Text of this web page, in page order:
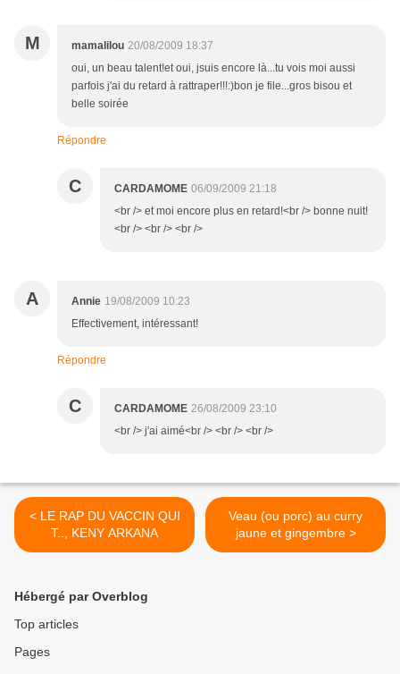
M mamalilou 20/08/2009 18:37
oui, un beau talent!et oui, jsuis encore là...tu vois moi aussi
parfois j'ai du retard à rattraper!!!:)bon je file...gros bisou et
belle soirée
Répondre
C CARDAMOME 06/09/2009 21:18
<br /> et moi encore plus en retard!<br /> bonne nuit!
<br /> <br /> <br />
A Annie 19/08/2009 10:23
Effectivement, intéressant!
Répondre
C CARDAMOME 26/08/2009 23:10
<br /> j'ai aimé<br /> <br /> <br />
< LE RAP DU VACCIN QUI
T.., KENY ARKANA
Veau (ou porc) au curry
jaune et gingembre >
Hébergé par Overblog
Top articles
Pages